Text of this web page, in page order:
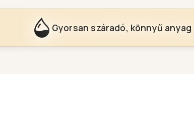
Gyorsan száradó, könnyű anyag